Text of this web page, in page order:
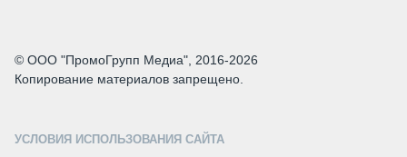
© ООО "ПромоГрупп Медиа", 2016-2026
Копирование материалов запрещено.
УСЛОВИЯ ИСПОЛЬЗОВАНИЯ САЙТА